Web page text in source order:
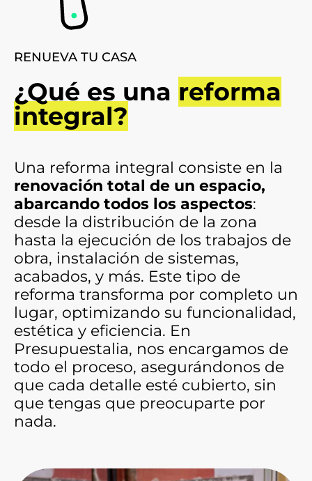
RENUEVA TU CASA
¿Qué es una reforma
integral?
Una reforma integral consiste en la
renovación total de un espacio,
abarcando todos los aspectos:
desde la distribución de la zona
hasta la ejecución de los trabajos de
obra, instalación de sistemas,
acabados, y más. Este tipo de
reforma transforma por completo un
lugar, optimizando su funcionalidad,
estética y eficiencia. En
Presupuestalia, nos encargamos de
todo el proceso, asegurándonos de
que cada detalle esté cubierto, sin
que tengas que preocuparte por
nada.